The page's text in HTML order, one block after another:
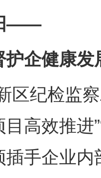
——
企健康发
纪检监察
高效推进
插手企业